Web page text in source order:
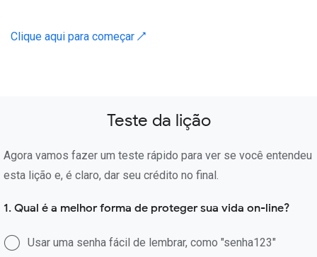
Clique aqui para começar ↗
Teste da lição
Agora vamos fazer um teste rápido para ver se você entendeu
esta lição e, é claro, dar seu crédito no final.
1. Qual é a melhor forma de proteger sua vida on-line?
Usar uma senha fácil de lembrar, como "senha123"